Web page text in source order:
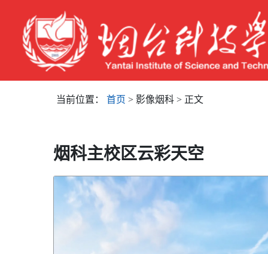
当前位置： 首页 > 影像烟科 > 正文
烟科主校区云彩天空